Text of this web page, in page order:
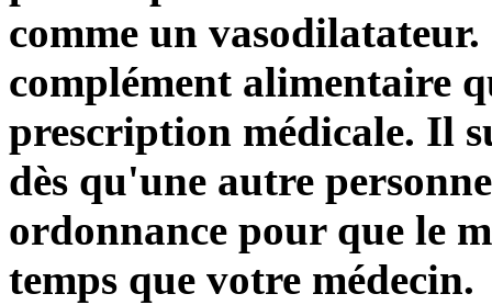
comme un
complément alimentaire
prescription médicale. Il
dès qu'une autre
ordonnance pour que le
temps que votre médecin.